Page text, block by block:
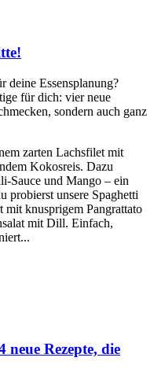
deine Essensplanung?
für dich: vier neue
sondern auch ganz
zarten Lachsfilet mit
Kokosreis. Dazu
Sauce und Mango – ein
probierst unsere Spaghetti
mit knusprigem Pangrattato
mit Dill. Einfach,
neue Rezepte, die